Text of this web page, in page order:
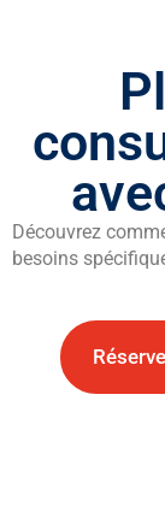
Découvrez
besoins